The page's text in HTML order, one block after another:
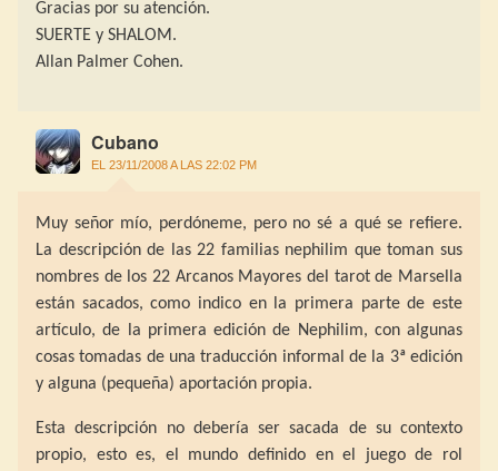
Gracias por su atención.
SUERTE y SHALOM.
Allan Palmer Cohen.
Cubano
EL 23/11/2008 A LAS 22:02 PM
Muy señor mío, perdóneme, pero no sé a qué se refiere.
La descripción de las 22 familias nephilim que toman sus
nombres de los 22 Arcanos Mayores del tarot de Marsella
están sacados, como indico en la primera parte de este
artículo, de la primera edición de Nephilim, con algunas
cosas tomadas de una traducción informal de la 3ª edición
y alguna (pequeña) aportación propia.
Esta descripción no debería ser sacada de su contexto
propio, esto es, el mundo definido en el juego de rol